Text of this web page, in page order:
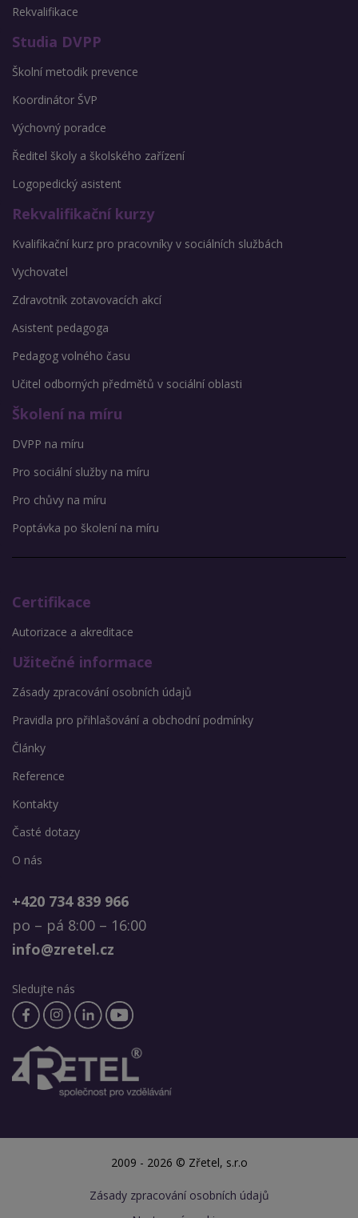
Rekvalifikace
Studia DVPP
Školní metodik prevence
Koordinátor ŠVP
Výchovný poradce
Ředitel školy a školského zařízení
Logopedický asistent
Rekvalifikační kurzy
Kvalifikační kurz pro pracovníky v sociálních službách
Vychovatel
Zdravotník zotavovacích akcí
Asistent pedagoga
Pedagog volného času
Učitel odborných předmětů v sociální oblasti
Školení na míru
DVPP na míru
Pro sociální služby na míru
Pro chůvy na míru
Poptávka po školení na míru
Certifikace
Autorizace a akreditace
Užitečné informace
Zásady zpracování osobních údajů
Pravidla pro přihlašování a obchodní podmínky
Články
Reference
Kontakty
Časté dotazy
O nás
+420 734 839 966
po – pá 8:00 – 16:00
info@zretel.cz
Sledujte nás
2009 - 2026 © Zřetel, s.r.o
Zásady zpracování osobních údajů